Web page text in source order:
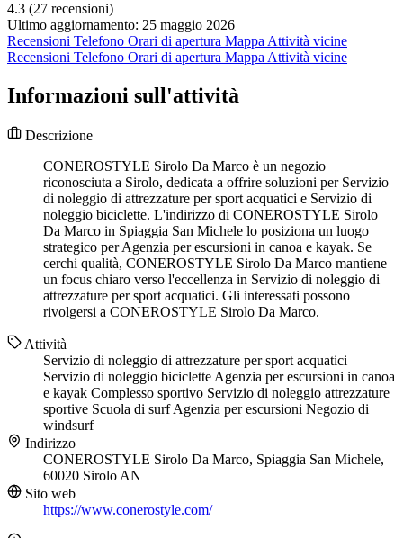
4.3 (27 recensioni)
Ultimo aggiornamento: 25 maggio 2026
Recensioni Telefono Orari di apertura Mappa Attività vicine
Recensioni Telefono Orari di apertura Mappa Attività vicine
Informazioni sull'attività
Descrizione
CONEROSTYLE Sirolo Da Marco è un negozio
riconosciuta a Sirolo, dedicata a offrire soluzioni per Servizio
di noleggio di attrezzature per sport acquatici e Servizio di
noleggio biciclette. L'indirizzo di CONEROSTYLE Sirolo
Da Marco in Spiaggia San Michele lo posiziona un luogo
strategico per Agenzia per escursioni in canoa e kayak. Se
cerchi qualità, CONEROSTYLE Sirolo Da Marco mantiene
un focus chiaro verso l'eccellenza in Servizio di noleggio di
attrezzature per sport acquatici. Gli interessati possono
rivolgersi a CONEROSTYLE Sirolo Da Marco.
Attività
Servizio di noleggio di attrezzature per sport acquatici
Servizio di noleggio biciclette Agenzia per escursioni in canoa
e kayak Complesso sportivo Servizio di noleggio attrezzature
sportive Scuola di surfAgenzia per escursioni Negozio di
windsurf
Indirizzo
CONEROSTYLE Sirolo Da Marco, Spiaggia San Michele,
60020 Sirolo AN
Sito web
https://www.conerostyle.com/